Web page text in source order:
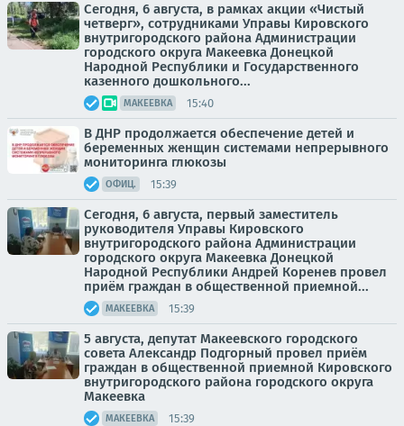
Сегодня, 6 августа, в рамках акции «Чистый
четверг», сотрудниками Управы Кировского
внутригородского района Администрации
городского округа Макеевка Донецкой
Народной Республики и Государственного
казенного дошкольного...
МАКЕЕВКА 15:40
В ДНР продолжается обеспечение детей и
беременных женщин системами непрерывного
мониторинга глюкозы
ОФИЦ. 15:39
Сегодня, 6 августа, первый заместитель
руководителя Управы Кировского
внутригородского района Администрации
городского округа Макеевка Донецкой
Народной Республики Андрей Коренев провел
приём граждан в общественной приемной...
МАКЕЕВКА 15:39
5 августа, депутат Макеевского городского
совета Александр Подгорный провел приём
граждан в общественной приемной Кировского
внутригородского района городского округа
Макеевка
МАКЕЕВКА 15:39